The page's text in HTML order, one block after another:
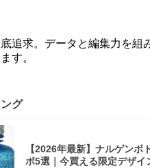
追求。データと編集力を組
す。
グ
【2026年最新】ナルゲンボ
ボ5選｜今買える限定デザイ